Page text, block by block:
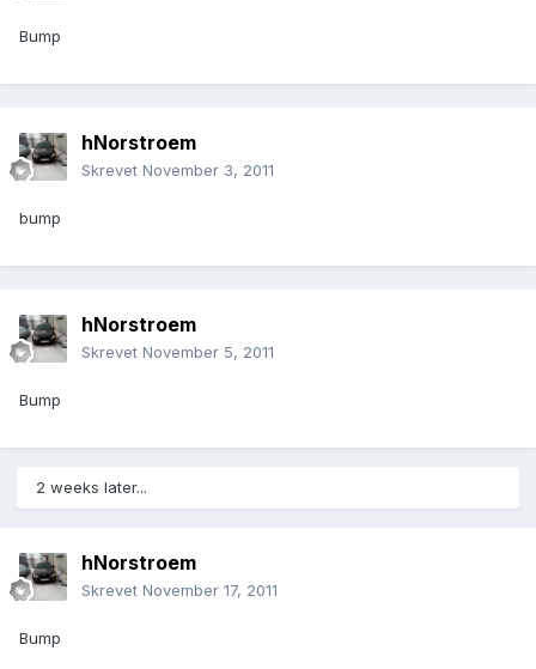
Bump
hNorstroem
Skrevet November 3, 2011
bump
hNorstroem
Skrevet November 5, 2011
Bump
2 weeks later...
hNorstroem
Skrevet November 17, 2011
Bump